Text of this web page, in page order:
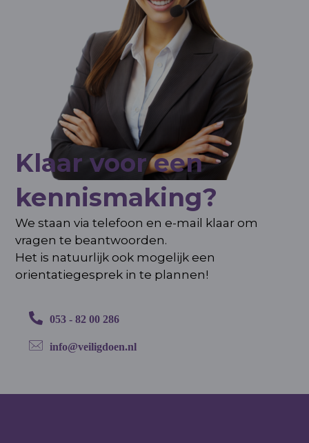
Klaar voor een
kennismaking?
We staan via telefoon en e-mail klaar om
vragen te beantwoorden.
Het is natuurlijk ook mogelijk een
orientatiegesprek in te plannen!
053 - 82 00 286
info@veiligdoen.nl